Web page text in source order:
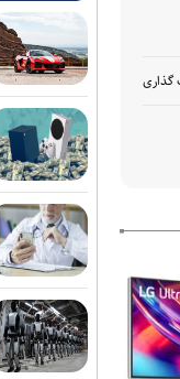
گذاری